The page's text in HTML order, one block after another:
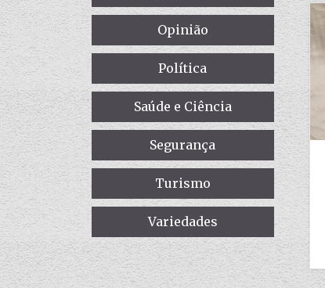
Opinião
Política
Saúde e Ciência
Segurança
Turismo
Variedades